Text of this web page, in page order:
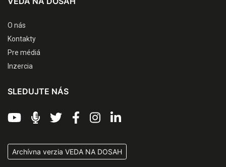
O nás
Kontakty
Pre médiá
Inzercia
SLEDUJTE NÁS
Archívna verzia VEDA NA DOSAH